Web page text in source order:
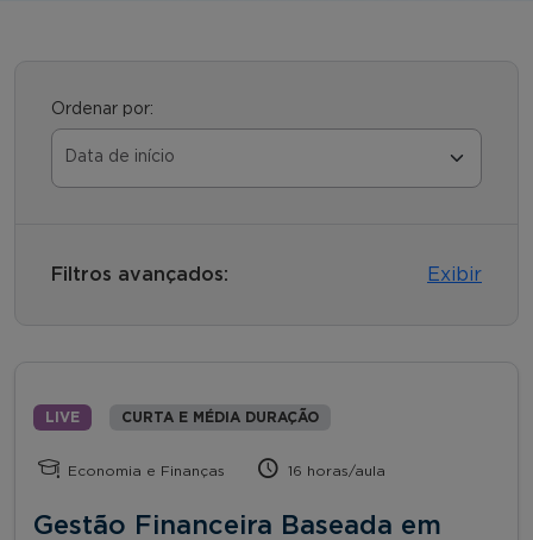
Ordenar por:
Filtros avançados: Exibir
LIVE CURTA E MÉDIA DURAÇÃO
Economia e Finanças 16 horas/aula
Gestão Financeira Baseada em